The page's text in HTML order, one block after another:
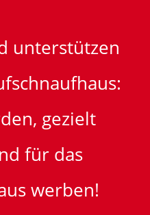
unterstützen
gezielt
für das
werben!